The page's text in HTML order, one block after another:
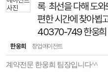
록 최선을 다해 도
편한 시간에 찾아뵙
40370-749 한웅희
한웅희 창업에이전트
계약전문 한웅희 팀장입니다^^